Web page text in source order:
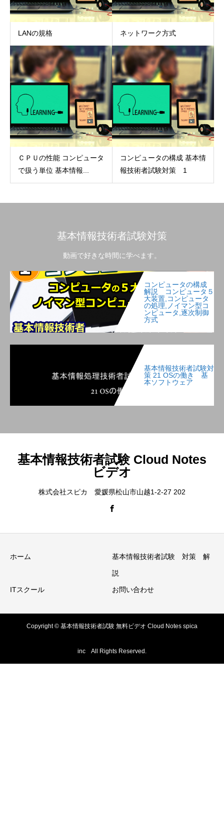
LANの規格 ネットワーク方式
ＣＰＵの性能 コンピュータ
で扱う単位 基本情報...
コンピュータの構成 基本情
報技術者試験対策 1
基本情報技術者試験対策
動画で好きな時間に学べます。
コンピュータの構成
解説 コンピュータ５
大装置,コンピュータ
の処理,ノイマン型コ
ンピュータ,逐次制御
方式
基本情報技術者試験対
策 21 OSの働き 基
本ソフトウェア
基本情報技術者試験 Cloud Notes
ビデオ
株式会社スピカ 愛媛県松山市山越1-2-27 202
ホーム 基本情報技術者試験 対策 解
説
ITスクール お問い合わせ
Copyright © 基本情報技術者試験 無料ビデオ Cloud Notes spica
inc All Rights Reserved.